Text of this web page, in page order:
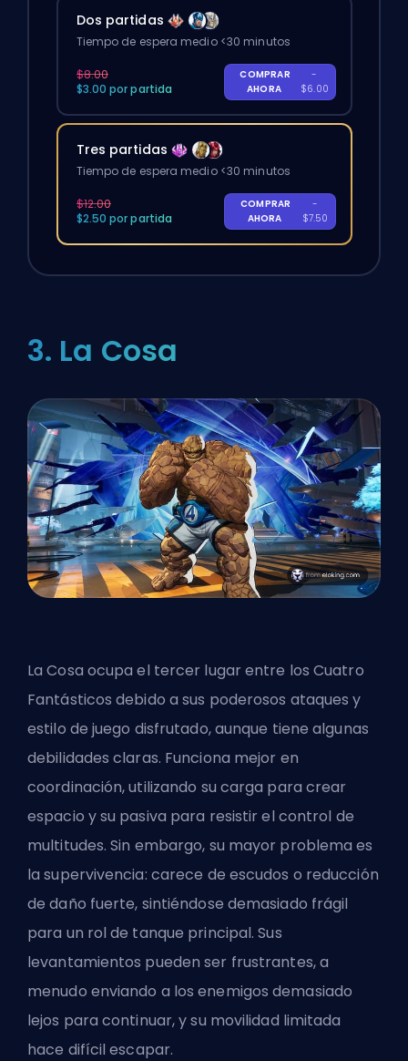
Dos partidas
Tiempo de espera medio <30 minutos
$8.00
$3.00 por partida
COMPRAR
AHORA
-
$6.00
Tres partidas
Tiempo de espera medio <30 minutos
$12.00
$2.50 por partida
COMPRAR
AHORA
-
$7.50
3. La Cosa
La Cosa ocupa el tercer lugar entre los Cuatro
Fantásticos debido a sus poderosos ataques y
estilo de juego disfrutado, aunque tiene algunas
debilidades claras. Funciona mejor en
coordinación, utilizando su carga para crear
espacio y su pasiva para resistir el control de
multitudes. Sin embargo, su mayor problema es
la supervivencia: carece de escudos o reducción
de daño fuerte, sintiéndose demasiado frágil
para un rol de tanque principal. Sus
levantamientos pueden ser frustrantes, a
menudo enviando a los enemigos demasiado
lejos para continuar, y su movilidad limitada
hace difícil escapar.